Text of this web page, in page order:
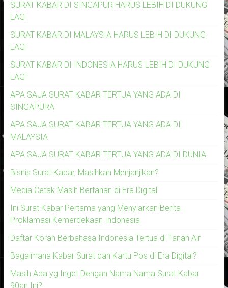
SURAT KABAR DI SINGAPUR HARUS LEBIH DI DUKUNG
LAGI
SURAT KABAR DI MALAYSIA HARUS LEBIH DI DUKUNG
LAGI
SURAT KABAR DI INDONESIA HARUS LEBIH DI DUKUNG
LAGI
APA SAJA SURAT KABAR TERTUA YANG ADA DI
SINGAPURA
APA SAJA SURAT KABAR TERTUA YANG ADA DI
MALAYSIA
APA SAJA SURAT KABAR TERTUA YANG ADA DI DUNIA
Bisnis Surat Kabar, Masihkah Menjanjikan?
Media Cetak Masih Bertahan di Era Digital
Ini Surat Kabar Pertama yang Menyiarkan Berita
Proklamasi Kemerdekaan Indonesia
Daftar Koran Berbahasa Indonesia Tertua di Tanah Air
Bagaimana Kabar Surat dan Kartu Pos di Era Digital?
Masih Ada yg Inget Dengan Nama Nama Surat Kabar
90an Ini?